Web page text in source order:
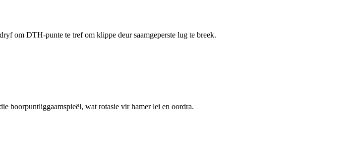
om DTH-punte te tref om klippe deur saamgeperste lug te breek.
boorpuntliggaamspieël, wat rotasie vir hamer lei en oordra.